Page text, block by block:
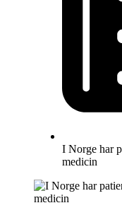
I Norge har
medicin